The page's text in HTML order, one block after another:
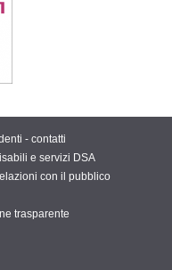
- contatti
e servizi DSA
con il pubblico
trasparente